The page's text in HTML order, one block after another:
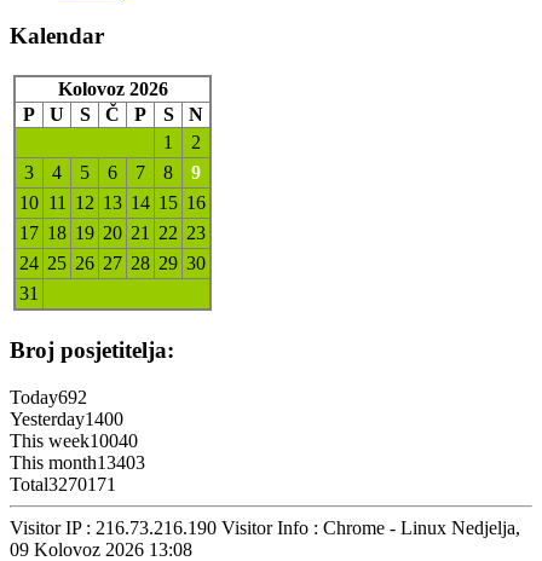
Kalendar
Kolovoz 2026
P
U S Č P S
N
1
2
3
4 5 6 7 8
9
10 11 12 13 14 15 16
17 18 19 20 21 22 23
24 25 26 27 28 29 30
31
Broj posjetitelja:
Today692
Yesterday1400
This week10040
This month13403
Total3270171
Visitor IP : 216.73.216.190 Visitor Info : Chrome - Linux Nedjelja,
09 Kolovoz 2026 13:08